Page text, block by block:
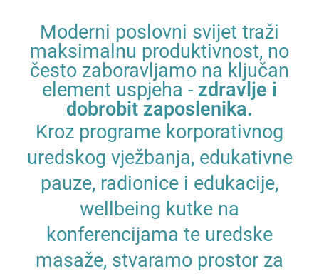
Moderni poslovni svijet traži
maksimalnu produktivnost, no
često zaboravljamo na ključan
element uspjeha - zdravlje i
dobrobit zaposlenika.
Kroz programe korporativnog
uredskog vježbanja, edukativne
pauze, radionice i edukacije,
wellbeing kutke na
konferencijama te uredske
masaže, stvaramo prostor za